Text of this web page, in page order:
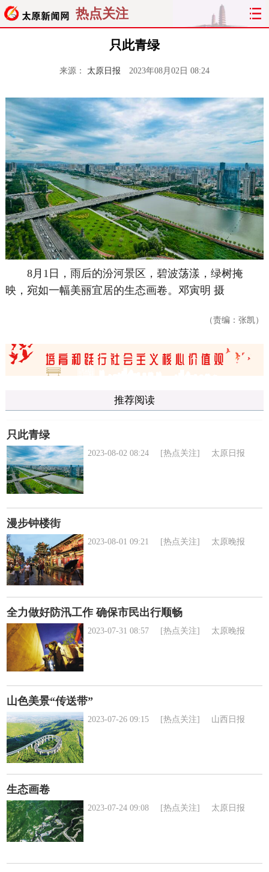
热点关注
只此青绿
来源： 太原日报 2023年08月02日 08:24
8月1日，雨后的汾河景区，碧波荡漾，绿树掩
映，宛如一幅美丽宜居的生态画卷。 邓寅明 摄
（责编：张凯）
推荐阅读
只此青绿
2023-08-02 08:24 [热点关注] 太原日报
漫步钟楼街
2023-08-01 09:21 [热点关注] 太原晚报
全力做好防汛工作 确保市民出行顺畅
2023-07-31 08:57 [热点关注] 太原晚报
山色美景“传送带”
2023-07-26 09:15 [热点关注] 山西日报
生态画卷
2023-07-24 09:08 [热点关注] 太原日报